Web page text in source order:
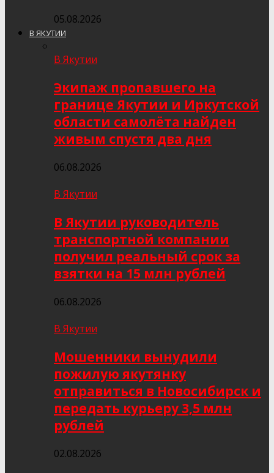
05.08.2026
В ЯКУТИИ
В Якутии
Экипаж пропавшего на
границе Якутии и Иркутской
области самолёта найден
живым спустя два дня
06.08.2026
В Якутии
В Якутии руководитель
транспортной компании
получил реальный срок за
взятки на 15 млн рублей
06.08.2026
В Якутии
Мошенники вынудили
пожилую якутянку
отправиться в Новосибирск и
передать курьеру 3,5 млн
рублей
02.08.2026